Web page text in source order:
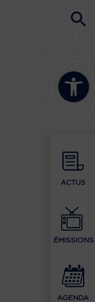
Ouvrir la
ACTUS
ÉMISSIONS
AGENDA